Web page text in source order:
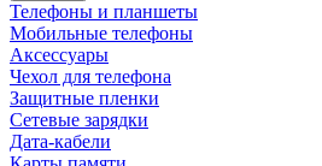
Телефоны и планшеты
Мобильные телефоны
Аксессуары
Чехол для телефона
Защитные пленки
Сетевые зарядки
Дата-кабели